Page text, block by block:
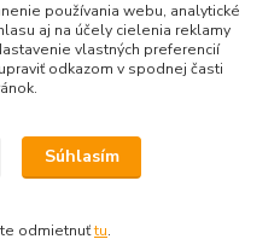
Eshop-rychlo.sk
používania webu, analytické
aj na účely cielenia reklamy
vlastných preferencií
odkazom v spodnej časti
Súhlasím
odmietnuťtu.